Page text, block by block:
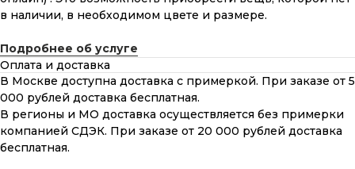
в наличии, в необходимом цвете и размере.
Подробнее об услуге
Оплата и доставка
В Москве доступна доставка с примеркой. При заказе от 5
000 рублей доставка бесплатная.
В регионы и МО доставка осуществляется без примерки
компанией СДЭК. При заказе от 20 000 рублей доставка
бесплатная.